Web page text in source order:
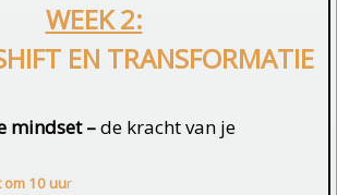
WEEK 2:
EN TRANSFORMATIE
mindset –de kracht van je
10 uur